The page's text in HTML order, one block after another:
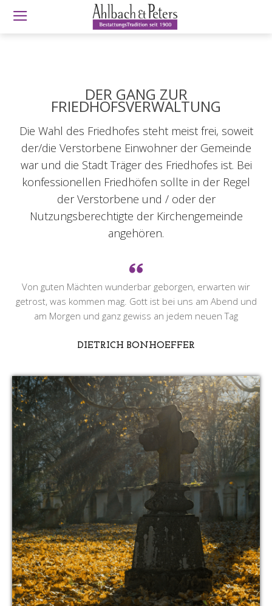
DER GANG ZUR
FRIEDHOFSVERWALTUNG
Die Wahl des Friedhofes steht meist frei, soweit
der/die Verstorbene Einwohner der Gemeinde
war und die Stadt Träger des Friedhofes ist. Bei
konfessionellen Friedhöfen sollte in der Regel
der Verstorbene und / oder der
Nutzungsberechtigte der Kirchengemeinde
angehören.
Von guten Mächten wunderbar geborgen, erwarten wir
getrost, was kommen mag. Gott ist bei uns am Abend und
am Morgen und ganz gewiss an jedem neuen Tag
DIETRICH BONHOEFFER